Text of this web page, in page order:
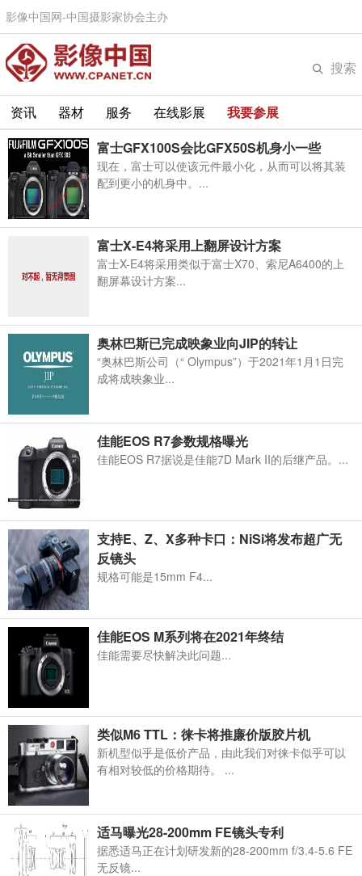
影像中国网-中国摄影家协会主办
搜索
资讯 器材 服务 在线影展
我要参展
富士GFX100S会比GFX50S机身小一些
现在，富士可以使该元件最小化，从而可以将其装
配到更小的机身中。...
富士X-E4将采用上翻屏设计方案
富士X-E4将采用类似于富士X70、索尼A6400的上
翻屏幕设计方案...
奥林巴斯已完成映象业向JIP的转让
“奥林巴斯公司（“ Olympus”）于2021年1月1日完
成将成映象业...
佳能EOS R7参数规格曝光
佳能EOS R7据说是佳能7D Mark II的后继产品。...
支持E、Z、X多种卡口：NiSi将发布超广无
反镜头
规格可能是15mm F4...
佳能EOS M系列将在2021年终结
佳能需要尽快解决此问题...
类似M6 TTL：徕卡将推廉价版胶片机
新机型似乎是低价产品，由此我们对徕卡似乎可以
有相对较低的价格期待。 ...
适马曝光28-200mm FE镜头专利
据悉适马正在计划研发新的28-200mm f/3.4-5.6 FE
无反镜...